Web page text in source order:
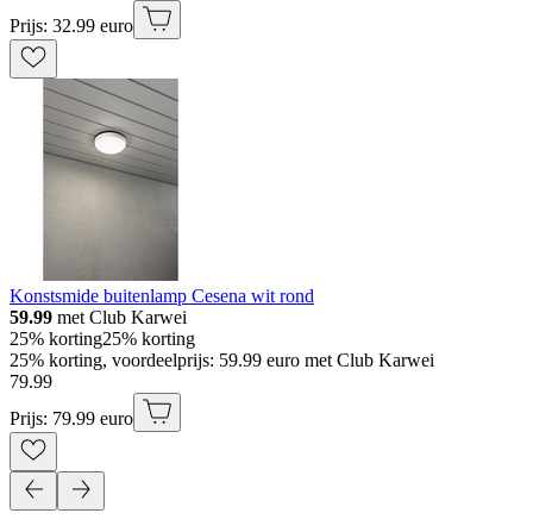
Prijs: 32.99 euro
Konstsmide buitenlamp Cesena wit rond
59.99 met Club Karwei
25% korting25% korting
25% korting, voordeelprijs: 59.99 euro met Club Karwei
79.99
Prijs: 79.99 euro